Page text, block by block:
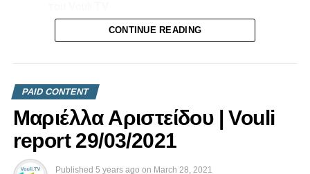
Επικοινωνήστε μαζί μας στοinfo@vouli.tv
CONTINUE READING
PAID CONTENT
Μαριέλλα Αριστείδου | Vouli
report 29/03/2021
Published 5 years ago on March 28, 2021